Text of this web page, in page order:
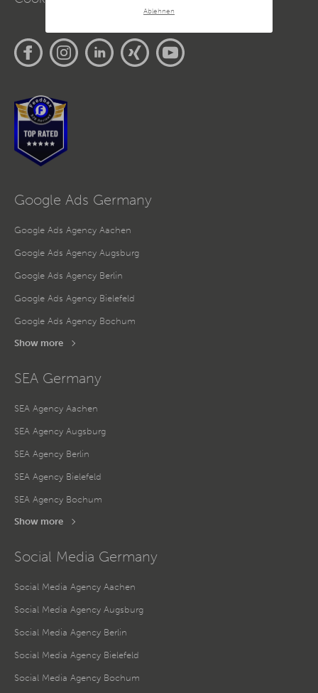
Standardvertragsklauseln, die die rechtmäßige Übermittlung
personenbezogener Daten in ein Drittland in
Datenschutzvorschriften ermöglichen.
Da wir Ihre Privatsphäre schätzen, bitten wir Sie hiermit um
Ihre Einwilligung, die folgenden Cookies und Technologien
Auswahl bestätigen. Ihre Einwilligung ist freiwillig und kann
jederzeit später geändert oder widerrufen werden, indem Sie
auf die Schaltfläche Einstellungen am unteren Ende der
Weitere Informationen erhalten Sie in
Ablehnen
Google Ads Germany
Google Ads Agency Aachen
Google Ads Agency Augsburg
Google Ads Agency Berlin
Google Ads Agency Bielefeld
Google Ads Agency Bochum
Show more
SEA Germany
SEA Agency Aachen
SEA Agency Augsburg
SEA Agency Berlin
SEA Agency Bielefeld
SEA Agency Bochum
Show more
Social Media Germany
Social Media Agency Aachen
Social Media Agency Augsburg
Social Media Agency Berlin
Social Media Agency Bielefeld
Social Media Agency Bochum